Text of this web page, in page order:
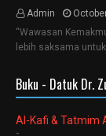
Admin
“Wawasan
lebih saksama
Buku - Datuk Dr.
Al-Kafi & Tatmim
-